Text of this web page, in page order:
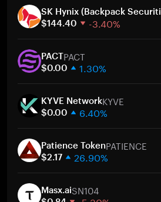
30일
시가총액
SK Hynix (Backpack
$144.40 -3.40%
30일
시가총액
PACTPACT
$0.00 1.30%
30일
시가총액
KYVE NetworkKYVE
$0.00 6.40%
30일
시가총액
Patience TokenPATIENCE
$2.17 26.90%
30일 Masx.aiSN104